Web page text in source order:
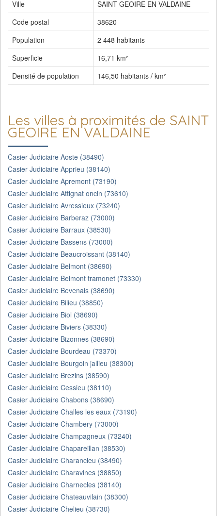
Ville
SAINT GEOIRE EN VALDAINE
Code postal
38620
Population
2 448 habitants
Superficie
16,71 km²
Densité de population
146,50 habitants / km²
Les villes à proximités de SAINT
GEOIRE EN VALDAINE
Casier Judiciaire Aoste (38490)
Casier Judiciaire Apprieu (38140)
Casier Judiciaire Apremont (73190)
Casier Judiciaire Attignat oncin (73610)
Casier Judiciaire Avressieux (73240)
Casier Judiciaire Barberaz (73000)
Casier Judiciaire Barraux (38530)
Casier Judiciaire Bassens (73000)
Casier Judiciaire Beaucroissant (38140)
Casier Judiciaire Belmont (38690)
Casier Judiciaire Belmont tramonet (73330)
Casier Judiciaire Bevenais (38690)
Casier Judiciaire Bilieu (38850)
Casier Judiciaire Biol (38690)
Casier Judiciaire Biviers (38330)
Casier Judiciaire Bizonnes (38690)
Casier Judiciaire Bourdeau (73370)
Casier Judiciaire Bourgoin jallieu (38300)
Casier Judiciaire Brezins (38590)
Casier Judiciaire Cessieu (38110)
Casier Judiciaire Chabons (38690)
Casier Judiciaire Challes les eaux (73190)
Casier Judiciaire Chambery (73000)
Casier Judiciaire Champagneux (73240)
Casier Judiciaire Chapareillan (38530)
Casier Judiciaire Charancieu (38490)
Casier Judiciaire Charavines (38850)
Casier Judiciaire Charnecles (38140)
Casier Judiciaire Chateauvilain (38300)
Casier Judiciaire Chelieu (38730)